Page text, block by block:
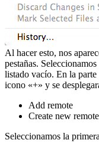
Al hacer esto, nos
pestañas.
listado vacío. En la
icono «+» y se
Add remote
Create new remote
Seleccionamos la